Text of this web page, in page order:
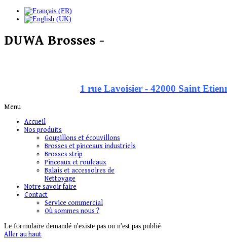
DUWA Brosses -
1 rue Lavoisier - 42000 Saint
Menu
Accueil
Nos produits
Goupillons et écouvillons
Brosses et pinceaux industriels
Brosses strip
Pinceaux et rouleaux
Balais et accessoires de
Nettoyage
Notre savoir faire
Contact
Service commercial
Où sommes nous ?
Le formulaire demandé n'existe pas ou n'est pas publié
Aller au haut